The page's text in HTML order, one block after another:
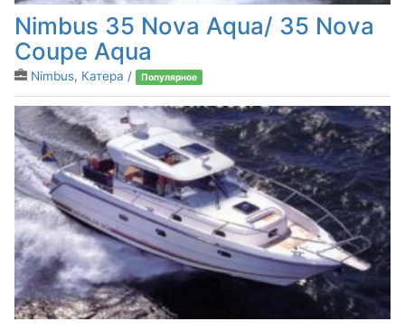
Nimbus 35 Nova Aqua/ 35 Nova
Coupe Aqua
Nimbus, Катера / Популярное